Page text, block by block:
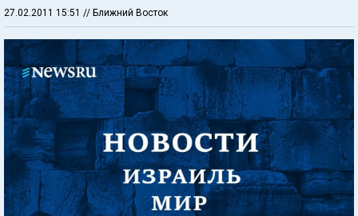
27.02.2011 15:51 // Ближний Восток